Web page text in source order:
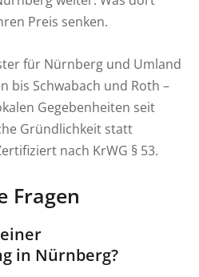
Preis senken.
für Nürnberg und Umland
bis Schwabach und Roth –
Gegebenheiten seit
Gründlichkeit statt
nach KrWG § 53.
Fragen
in Nürnberg?